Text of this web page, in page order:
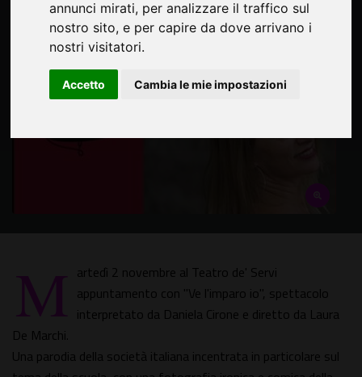
annunci mirati, per analizzare il traffico sul
nostro sito, e per capire da dove arrivano i
nostri visitatori.
Accetto Cambia le mie impostazioni
M artedì 2 novembre al Teatro de' Servi
appuntamento con "Ve l'imparo io", spettacolo
interpretato da Daniela Cirone e diretto da Laura
De Marchi.
Una parodia della società italiana incentrata in particolare sul